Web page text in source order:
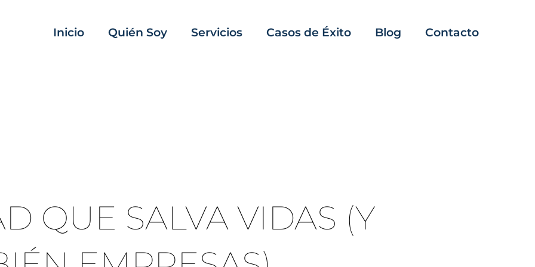
Inicio Quién Soy Servicios Casos de Éxito Blog Contacto
QUE SALVA VIDAS (Y